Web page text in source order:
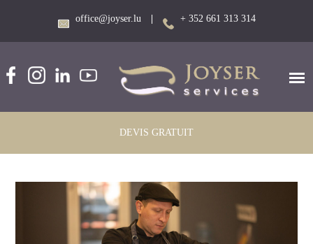
office@joyser.lu | + 352 661 313 314
DEVIS GRATUIT